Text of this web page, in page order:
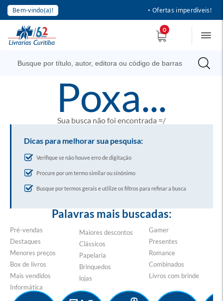
Bem-vindo(a)! • Ofertas imperdíveis!
0
poxa...
Sua busca não foi encontrada =/
Dicas para melhorar sua pesquisa:
Verifique se não houve erro de digitação
Procure por um termo similar ou sinônimo
Busque por termos gerais e utilize os filtros para refinar a busca
Palavras mais buscadas:
Pré-vendas
Destaques
Menores preços
Box de livros
Mais vendidos
Informática
Maiores descontos
Clássicos
Papelaria
Brinquedos
lojas
Gamer
Presentes
Romance
Combinados
Livros com brinde